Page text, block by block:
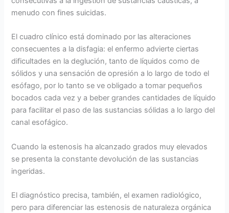
menudo con fines suicidas.
El cuadro clínico está dominado por las alteraciones
consecuentes a la disfagia: el enfermo advierte ciertas
dificultades en la deglución, tanto de líquidos como de
sólidos y una sensación de opresión a lo largo de todo el
esófago, por lo tanto se ve obligado a tomar pequeños
bocados cada vez y a beber grandes cantidades de líquido
para facilitar el paso de las sustancias sólidas a lo largo del
canal esofágico.
Cuando la estenosis ha alcanzado grados muy elevados
se presenta la constante devolución de las sustancias
ingeridas.
El diagnóstico precisa, también, el examen radiológico,
pero para diferenciar las estenosis de naturaleza orgánica